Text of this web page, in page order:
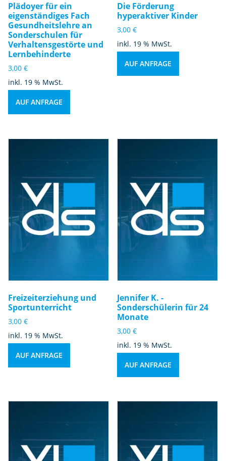
Plädoyer für ein
eigenständiges Fach
Gesundheitslehre an
Sonderschulen für
Verhaltensgestörte und
Lernbehinderte
3,00 €
inkl. 19 % MwSt.
AUF ANFRAGE
Die Förderung
hyperaktiver Kinder
3,00€
inkl. 19 % MwSt.
AUF ANFRAGE
Freizeiterziehung und
Sportunterricht
3,00 €
inkl. 19 % MwSt.
AUF ANFRAGE
Jennifer K. -
Sonderschülerin für 24
Monate
3,00€
inkl. 19 % MwSt.
AUF ANFRAGE